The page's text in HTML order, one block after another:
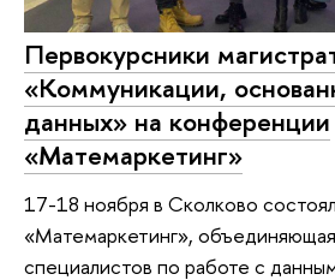
Первокурсники
«Коммуникации,
данных» на конференции
«Матемаркетинг»
17-18 ноября в Сколково
«Матемаркетинг»,
специалистов по работе с